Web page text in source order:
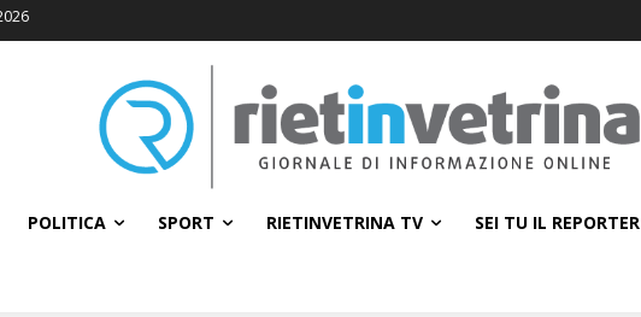
POLITICA SPORT RIETINVETRINA TV SEI TU IL REPORTER